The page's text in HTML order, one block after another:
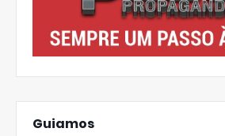
Guiamos